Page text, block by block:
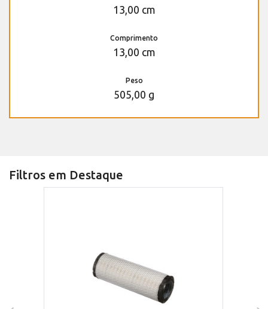
13,00 cm
Comprimento
13,00 cm
Peso
505,00 g
Filtros em Destaque